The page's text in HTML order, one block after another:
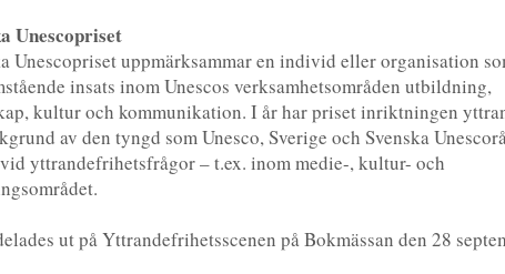
Unescopriset
Unescopriset uppmärksammar en individ eller organisation
insats inom Unescos verksamhetsområden utbildning,
kultur och kommunikation. I år har priset inriktningen
av den tyngd som Unesco, Sverige och Svenska
yttrandefrihetsfrågor – t.ex. inom medie-, kultur- och
ut på Yttrandefrihetsscenen på Bokmässan den 28